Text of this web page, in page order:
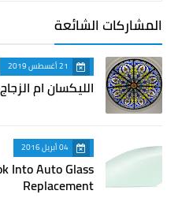
المشاركات الشائعة
21 أغسطس 2019
الليكسان ام
04 أبريل 2016
Into Auto Glass
Replacement